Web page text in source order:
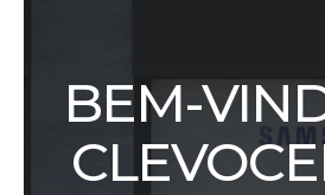
BEM-